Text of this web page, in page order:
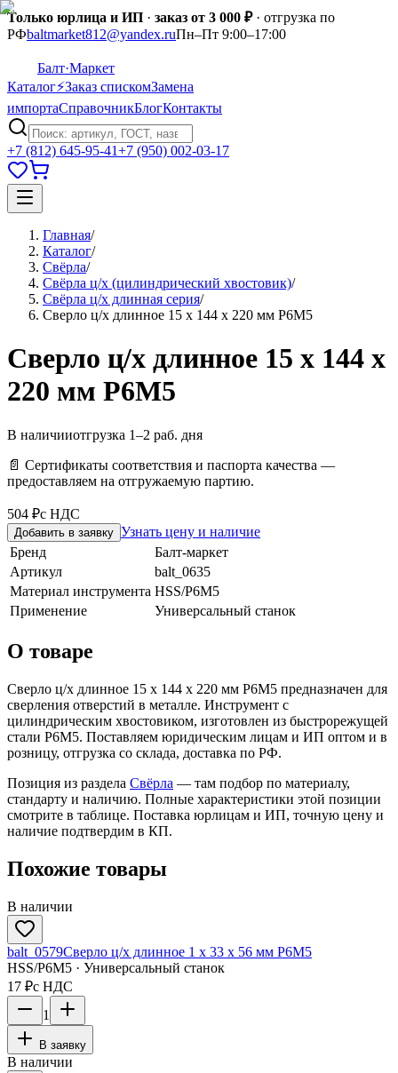
Только юрлица и ИП · заказ от 3 000 ₽· отгрузка по
РФbaltmarket812@yandex.ruПн–Пт 9:00–17:00
Балт·Маркет
Каталог⚡Заказ спискомЗамена
импортаСправочникБлогКонтакты
+7 (812) 645-95-41+7 (950) 002-03-17
Главная/
Каталог/
Свёрла/
Свёрла ц/х (цилиндрический хвостовик)/
Свёрла ц/х длинная серия/
Сверло ц/х длинное 15 х 144 х 220 мм Р6М5
Сверло ц/х длинное 15 х 144 х
220 мм Р6М5
В наличииотгрузка 1–2 раб. дня
📄 Сертификаты соответствия и паспорта качества —
предоставляем на отгружаемую партию.
504 ₽с НДС
Добавить в заявку Узнать цену и наличие
Бренд
Балт-маркет
Артикул
balt_0635
Материал инструмента HSS/Р6М5
Применение
Универсальный станок
О товаре
Сверло ц/х длинное 15 х 144 х 220 мм Р6М5 предназначен для
сверления отверстий в металле. Инструмент с
цилиндрическим хвостовиком, изготовлен из быстрорежущей
стали Р6М5. Поставляем юридическим лицам и ИП оптом и в
розницу, отгрузка со склада, доставка по РФ.
Позиция из раздела Свёрла — там подбор по материалу,
стандарту и наличию. Полные характеристики этой позиции
смотрите в таблице. Поставка юрлицам и ИП, точную цену и
наличие подтвердим в КП.
Похожие товары
В наличии
balt_0579Сверло ц/х длинное 1 х 33 х 56 мм Р6М5
HSS/Р6М5 · Универсальный станок
17 ₽с НДС
1
В заявку
В наличии